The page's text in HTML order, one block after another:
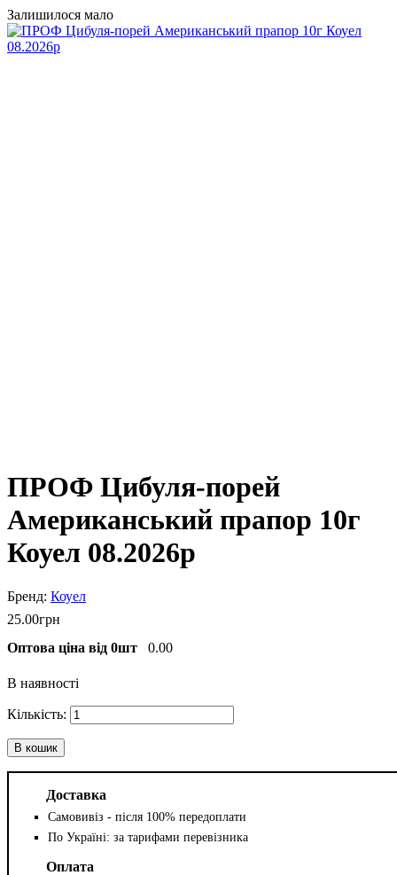
Залишилося мало
ПРОФ Цибуля-порей
Американський прапор 10г
Коуел 08.2026р
Коуел
25.00грн
Оптова ціна від 0шт
0.00
В наявності
В кошик
Доставка
Самовивіз - після 100% передоплати
По Україні: за тарифами перевізника
Оплата